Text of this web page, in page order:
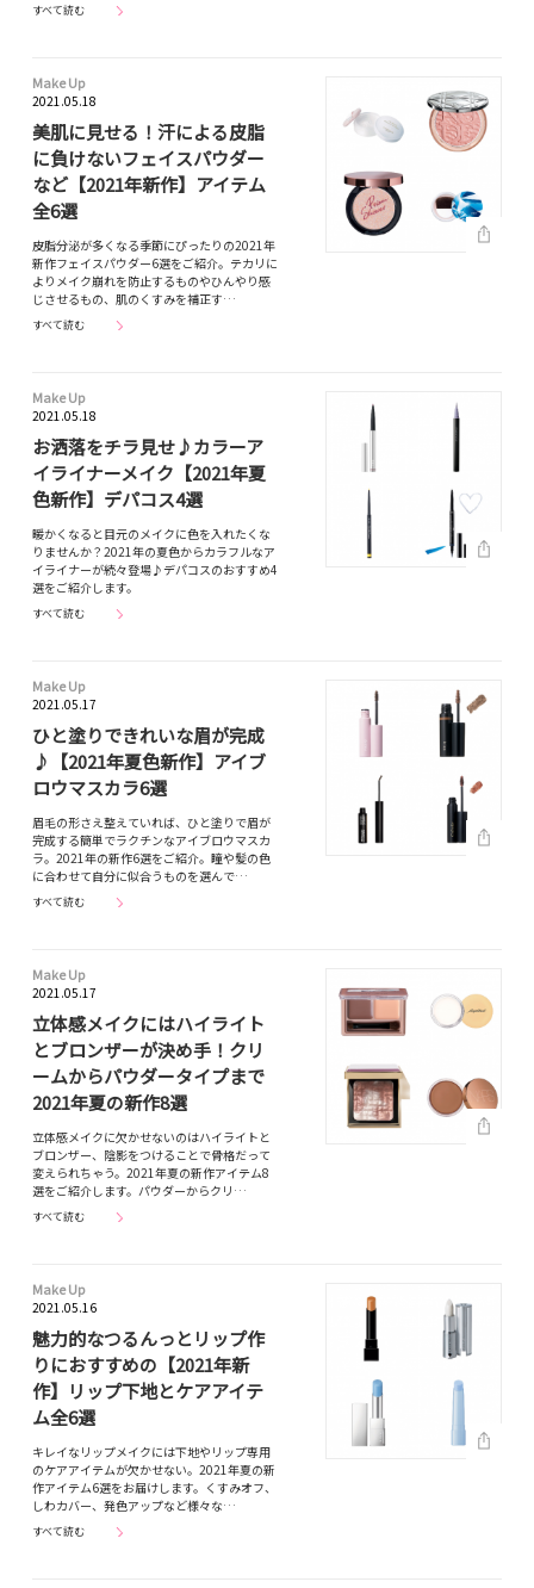
すべて読む
Make Up
2021.05.18
美肌に見せる！汗による皮脂
に負けないフェイスパウダー
など【2021年新作】アイテム
全6選
皮脂分泌が多くなる季節にぴったりの2021年
新作フェイスパウダー6選をご紹介。テカリに
よりメイク崩れを防止するものやひんやり感
じさせるもの、肌のくすみを補正す…
すべて読む
Make Up
2021.05.18
お洒落をチラ見せ♪カラーア
イライナーメイク【2021年夏
色新作】デパコス4選
暖かくなると目元のメイクに色を入れたくな
りませんか？2021年の夏色からカラフルなア
イライナーが続々登場♪デパコスのおすすめ4
選をご紹介します。
すべて読む
Make Up
2021.05.17
ひと塗りできれいな眉が完成
♪【2021年夏色新作】アイブ
ロウマスカラ6選
眉毛の形さえ整えていれば、ひと塗りで眉が
完成する簡単でラクチンなアイブロウマスカ
ラ。2021年の新作6選をご紹介。瞳や髪の色
に合わせて自分に似合うものを選んで…
すべて読む
Make Up
2021.05.17
立体感メイクにはハイライト
とブロンザーが決め手！クリ
ームからパウダータイプまで
2021年夏の新作8選
立体感メイクに欠かせないのはハイライトと
ブロンザー、陰影をつけることで骨格だって
変えられちゃう。2021年夏の新作アイテム8
選をご紹介します。パウダーからクリ…
すべて読む
Make Up
2021.05.16
魅力的なつるんっとリップ作
りにおすすめの【2021年新
作】リップ下地とケアアイテ
ム全6選
キレイなリップメイクには下地やリップ専用
のケアアイテムが欠かせない。2021年夏の新
作アイテム6選をお届けします。くすみオフ、
しわカバー、発色アップなど様々な…
すべて読む